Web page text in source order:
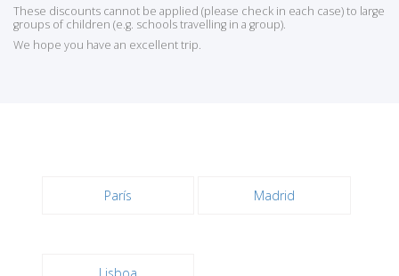
These discounts cannot be applied (please check in each case) to large
groups of children (e.g. schools travelling in a group).
We hope you have an excellent trip.
París Madrid